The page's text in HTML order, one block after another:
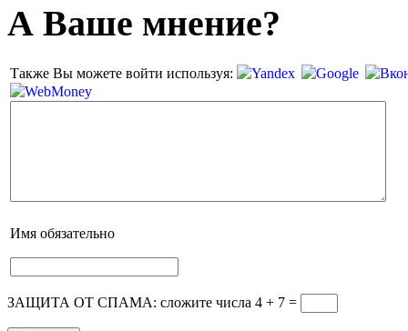
А Ваше мнение?
Также Вы можете войти используя:
Имя обязательно
ЗАЩИТА ОТ СПАМА: сложите числа 4 + 7 =